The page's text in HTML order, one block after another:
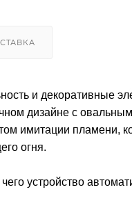
и декоративные
дизайне с овальным
имитации пламени,
огня.
устройство